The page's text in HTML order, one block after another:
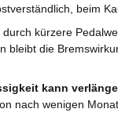
beim
durch kürzere
bleibt die
kann
nach wenigen